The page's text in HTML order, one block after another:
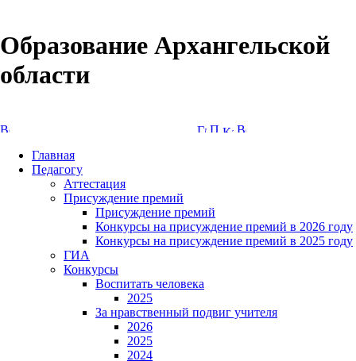
Образование Архангельской
области
Главная
Педагогу
Аттестация
Присуждение премий
Присуждение премий
Конкурсы на присуждение премий в 2026 году
Конкурсы на присуждение премий в 2025 году
ГИА
Конкурсы
Воспитать человека
2025
За нравственный подвиг учителя
2026
2025
2024